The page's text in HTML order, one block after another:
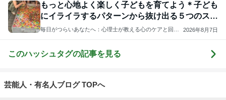
もっと心地よく楽しく子どもを育てよう＊子ども
にイライラするパターンから抜け出る５つのステ
ップ
毎日がつらいあなたへ：心理士が教える心のケアと回復
2026年8月7日
このハッシュタグの記事を見る
芸能人・有名人ブログ TOPへ